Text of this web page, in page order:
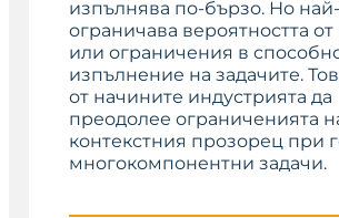
изпълнява по-бързо. Но
ограничава вероятността
или ограничения в
изпълнение на задачите.
от начините индустрията да
преодолее ограниченията
контекстния прозорец при
многокомпонентни задачи.